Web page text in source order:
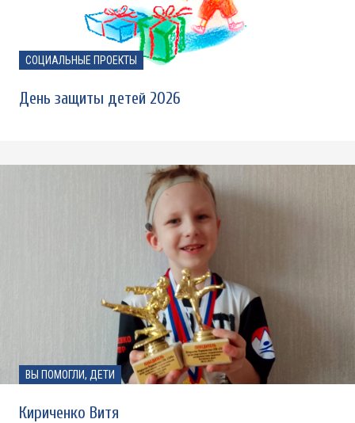
СОЦИАЛЬНЫЕ ПРОЕКТЫ
День защиты детей 2026
ВЫ ПОМОГЛИ, ДЕТИ
Кириченко Витя